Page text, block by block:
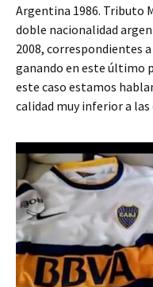
Argentina 1986. Tributo
doble nacionalidad
2008, correspondientes
ganando en este último
este caso estamos
calidad muy inferior a